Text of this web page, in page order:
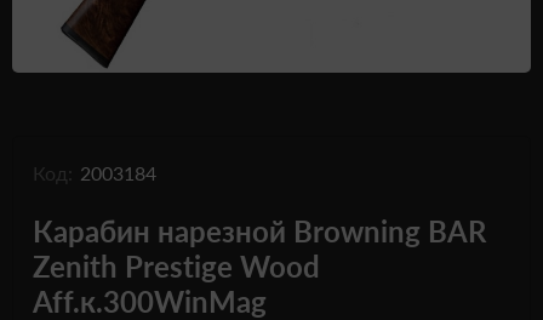
Код: 2003184
Карабин нарезной Browning BAR
Zenith Prestige Wood
Aff.к.300WinMag